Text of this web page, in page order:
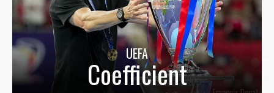
UEFA
Coefficient